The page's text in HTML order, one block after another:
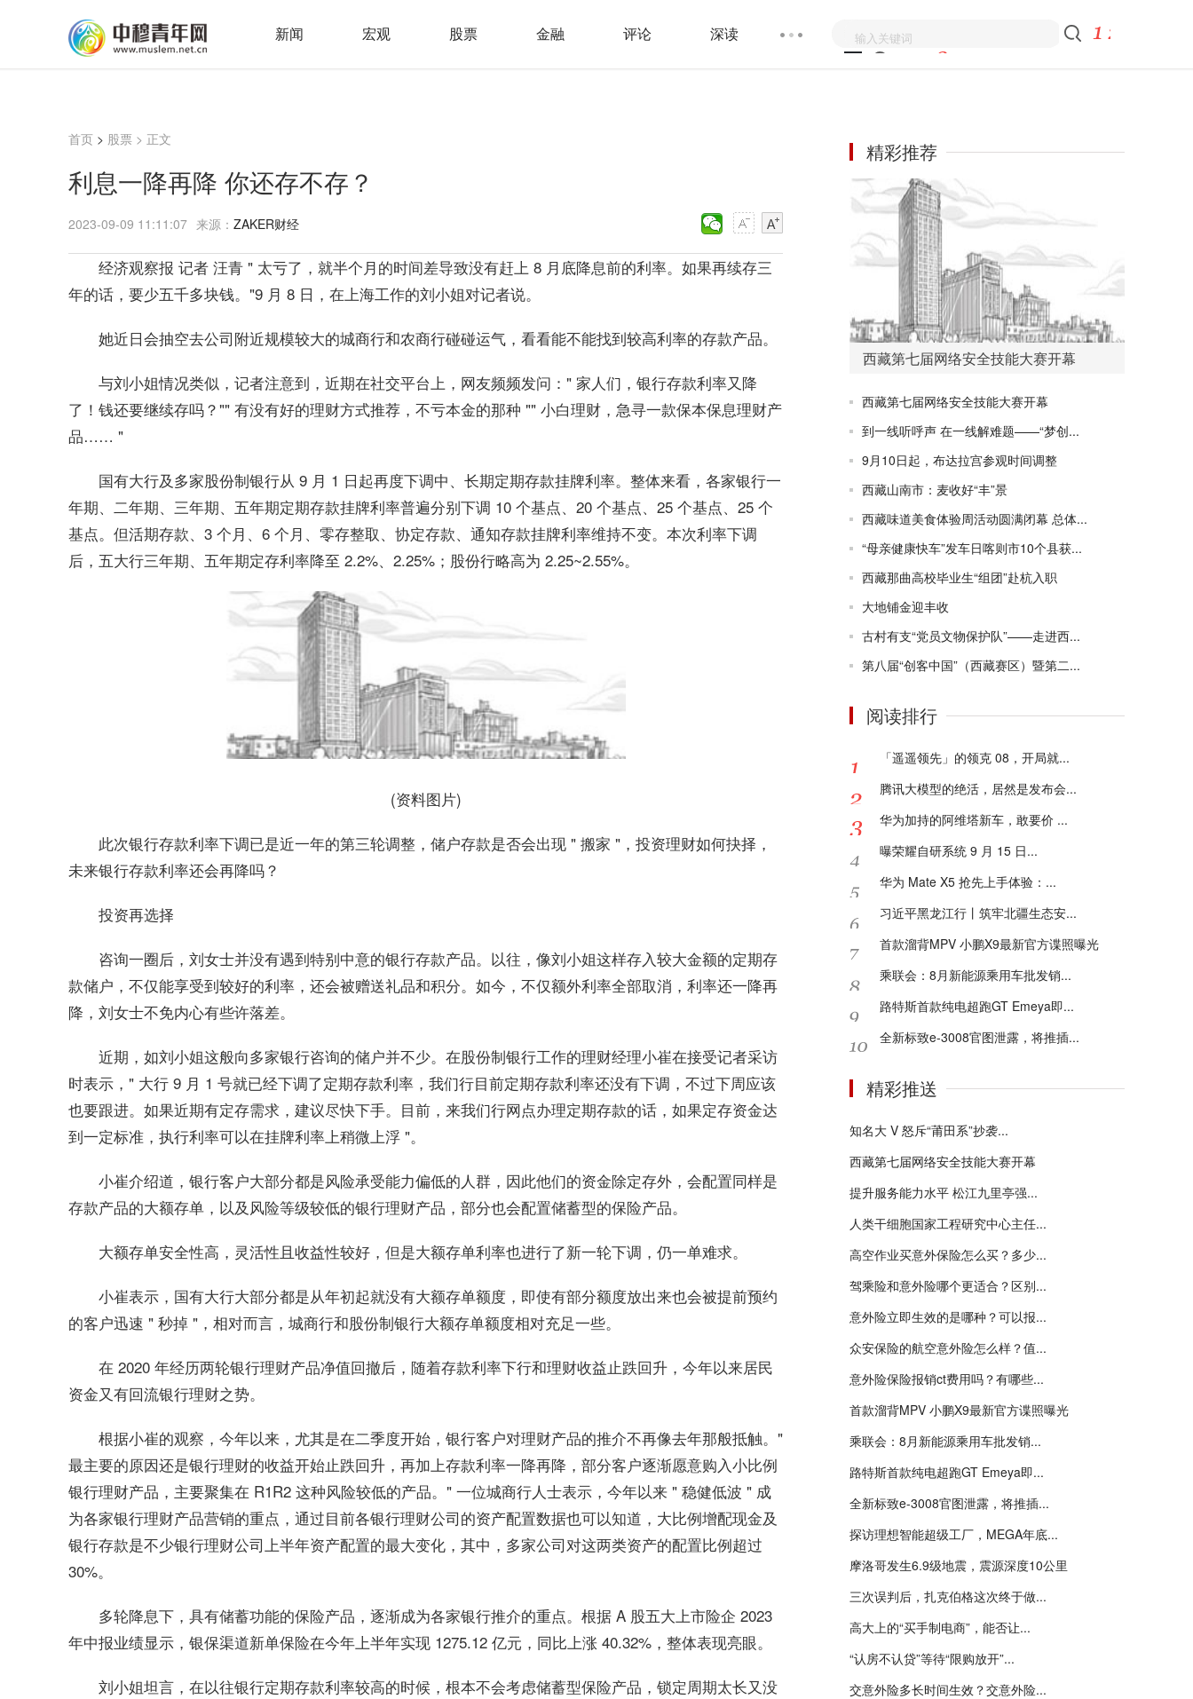
新闻 宏观 股票 金融 评论 深读
首页 > 股票 > 正文
利息一降再降 你还存不存？
2023-09-09 11:11:07 来源： ZAKER财经
经济观察报 记者 汪青 " 太亏了，就半个月的时间差导致没有赶上 8 月底降息前的利率。如果再续存三
年的话，要少五千多块钱。"9 月 8 日，在上海工作的刘小姐对记者说。
她近日会抽空去公司附近规模较大的城商行和农商行碰碰运气，看看能不能找到较高利率的存款产品。
与刘小姐情况类似，记者注意到，近期在社交平台上，网友频频发问：" 家人们，银行存款利率又降
了！钱还要继续存吗？"" 有没有好的理财方式推荐，不亏本金的那种 "" 小白理财，急寻一款保本保息理财产
品…… "
国有大行及多家股份制银行从 9 月 1 日起再度下调中、长期定期存款挂牌利率。整体来看，各家银行一
年期、二年期、三年期、五年期定期存款挂牌利率普遍分别下调 10 个基点、20 个基点、25 个基点、25 个
基点。但活期存款、3 个月、6 个月、零存整取、协定存款、通知存款挂牌利率维持不变。本次利率下调
后，五大行三年期、五年期定存利率降至 2.2%、2.25%；股份行略高为 2.25~2.55%。
(资料图片)
此次银行存款利率下调已是近一年的第三轮调整，储户存款是否会出现 " 搬家 "，投资理财如何抉择，
未来银行存款利率还会再降吗？
投资再选择
咨询一圈后，刘女士并没有遇到特别中意的银行存款产品。以往，像刘小姐这样存入较大金额的定期存
款储户，不仅能享受到较好的利率，还会被赠送礼品和积分。如今，不仅额外利率全部取消，利率还一降再
降，刘女士不免内心有些许落差。
近期，如刘小姐这般向多家银行咨询的储户并不少。在股份制银行工作的理财经理小崔在接受记者采访
时表示，" 大行 9 月 1 号就已经下调了定期存款利率，我们行目前定期存款利率还没有下调，不过下周应该
也要跟进。如果近期有定存需求，建议尽快下手。目前，来我们行网点办理定期存款的话，如果定存资金达
到一定标准，执行利率可以在挂牌利率上稍微上浮 "。
小崔介绍道，银行客户大部分都是风险承受能力偏低的人群，因此他们的资金除定存外，会配置同样是
存款产品的大额存单，以及风险等级较低的银行理财产品，部分也会配置储蓄型的保险产品。
大额存单安全性高，灵活性且收益性较好，但是大额存单利率也进行了新一轮下调，仍一单难求。
小崔表示，国有大行大部分都是从年初起就没有大额存单额度，即使有部分额度放出来也会被提前预约
的客户迅速 " 秒掉 "，相对而言，城商行和股份制银行大额存单额度相对充足一些。
在 2020 年经历两轮银行理财产品净值回撤后，随着存款利率下行和理财收益止跌回升，今年以来居民
资金又有回流银行理财之势。
根据小崔的观察，今年以来，尤其是在二季度开始，银行客户对理财产品的推介不再像去年那般抵触。"
最主要的原因还是银行理财的收益开始止跌回升，再加上存款利率一降再降，部分客户逐渐愿意购入小比例
银行理财产品，主要聚集在 R1R2 这种风险较低的产品。" 一位城商行人士表示，今年以来 " 稳健低波 " 成
为各家银行理财产品营销的重点，通过目前各银行理财公司的资产配置数据也可以知道，大比例增配现金及
银行存款是不少银行理财公司上半年资产配置的最大变化，其中，多家公司对这两类资产的配置比例超过
30%。
多轮降息下，具有储蓄功能的保险产品，逐渐成为各家银行推介的重点。根据 A 股五大上市险企 2023
年中报业绩显示，银保渠道新单保险在今年上半年实现 1275.12 亿元，同比上涨 40.32%，整体表现亮眼。
刘小姐坦言，在以往银行定期存款利率较高的时候，根本不会考虑储蓄型保险产品，锁定周期太长又没
精彩推荐
西藏第七届网络安全技能大赛开幕
西藏第七届网络安全技能大赛开幕
到一线听呼声 在一线解难题——“梦创...
9月10日起，布达拉宫参观时间调整
西藏山南市：麦收好“丰”景
西藏味道美食体验周活动圆满闭幕 总体...
“母亲健康快车”发车日喀则市10个县获...
西藏那曲高校毕业生“组团”赴杭入职
大地铺金迎丰收
古村有支“党员文物保护队”——走进西...
第八届“创客中国”（西藏赛区）暨第二...
阅读排行
「遥遥领先」的领克 08，开局就...
腾讯大模型的绝活，居然是发布会...
华为加持的阿维塔新车，敢要价 ...
曝荣耀自研系统 9 月 15 日...
华为 Mate X5 抢先上手体验：...
习近平黑龙江行丨筑牢北疆生态安...
首款溜背MPV 小鹏X9最新官方谍照曝光
乘联会：8月新能源乘用车批发销...
路特斯首款纯电超跑GT Emeya即...
全新标致e-3008官图泄露，将推插...
精彩推送
知名大 V 怒斥“莆田系”抄袭...
西藏第七届网络安全技能大赛开幕
提升服务能力水平 松江九里亭强...
人类干细胞国家工程研究中心主任...
高空作业买意外保险怎么买？多少...
驾乘险和意外险哪个更适合？区别...
意外险立即生效的是哪种？可以报...
众安保险的航空意外险怎么样？值...
意外险保险报销ct费用吗？有哪些...
首款溜背MPV 小鹏X9最新官方谍照曝光
乘联会：8月新能源乘用车批发销...
路特斯首款纯电超跑GT Emeya即...
全新标致e-3008官图泄露，将推插...
探访理想智能超级工厂，MEGA年底...
摩洛哥发生6.9级地震，震源深度10公里
三次误判后，扎克伯格这次终于做...
高大上的“买手制电商”，能否让...
“认房不认贷”等待“限购放开”...
交意外险多长时间生效？交意外险...